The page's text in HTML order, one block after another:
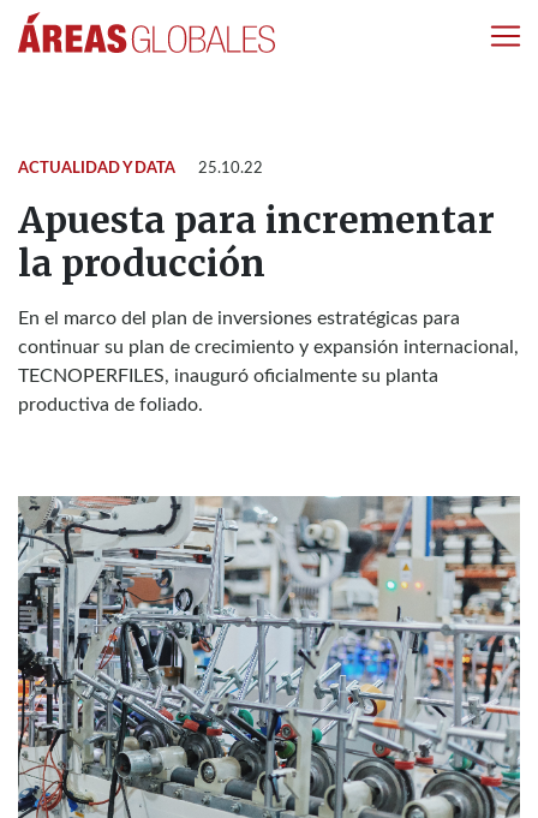
ACTUALIDAD Y DATA 25.10.22
Apuesta para incrementar
la producción
En el marco del plan de inversiones estratégicas para
continuar su plan de crecimiento y expansión internacional,
TECNOPERFILES, inauguró oficialmente su planta
productiva de foliado.